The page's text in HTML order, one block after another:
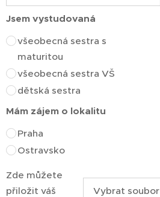
Jsem vystudovaná
všeobecná sestra s
maturitou
všeobecná sestra VŠ
dětská sestra
Mám zájem o lokalitu
Praha
Ostravsko
Zde můžete
přiložit váš
Vybrat soubor